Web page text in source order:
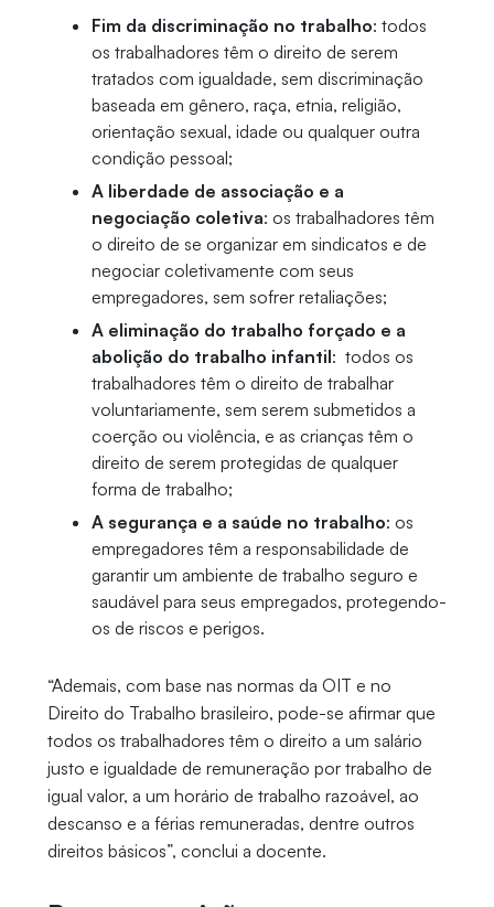
Fim da discriminação no trabalho: todos
os trabalhadores têm o direito de serem
tratados com igualdade, sem discriminação
baseada em gênero, raça, etnia, religião,
orientação sexual, idade ou qualquer outra
condição pessoal;
A liberdade de associação e a
negociação coletiva: os trabalhadores têm
o direito de se organizar em sindicatos e de
negociar coletivamente com seus
empregadores, sem sofrer retaliações;
A eliminação do trabalho forçado e a
abolição do trabalho infantil: todos os
trabalhadores têm o direito de trabalhar
voluntariamente, sem serem submetidos a
coerção ou violência, e as crianças têm o
direito de serem protegidas de qualquer
forma de trabalho;
A segurança e a saúde no trabalho: os
empregadores têm a responsabilidade de
garantir um ambiente de trabalho seguro e
saudável para seus empregados, protegendo-
os de riscos e perigos.
“Ademais, com base nas normas da OIT e no
Direito do Trabalho brasileiro, pode-se afirmar que
todos os trabalhadores têm o direito a um salário
justo e igualdade de remuneração por trabalho de
igual valor, a um horário de trabalho razoável, ao
descanso e a férias remuneradas, dentre outros
direitos básicos”, conclui a docente.